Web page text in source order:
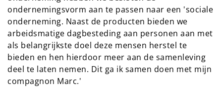
ondernemingsvorm aan te passen naar een 'sociale
onderneming. Naast de producten bieden we
arbeidsmatige dagbesteding aan personen aan met
als belangrijkste doel deze mensen herstel te
bieden en hen hierdoor meer aan de samenleving
deel te laten nemen. Dit ga ik samen doen met mijn
compagnon Marc.'